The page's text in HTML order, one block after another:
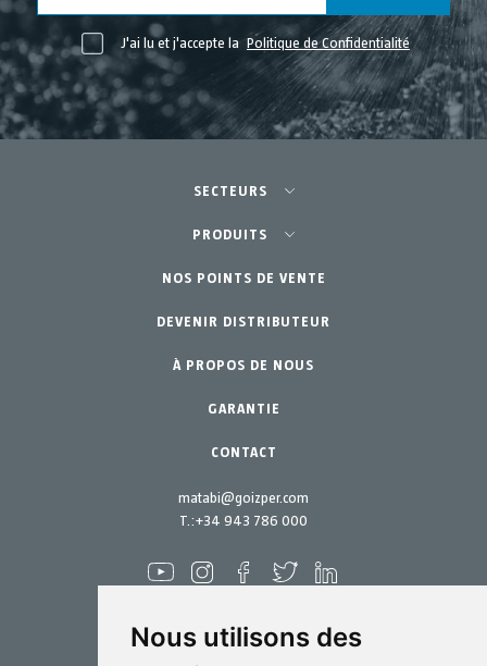
Nous utilisons des
J'ai lu et j'accepte la Politique de Confidentialité
matabi@goizper.com
T.:+34 943 786 000
SECTEURS
Agriculture-Horticulture
Potager Urbain-GreenCity
Jardinage Professionnel
Jardin Particulier
PRODUITS
Équipements
Accessoires
Pièces de rechange
Kits d´entretien
NOS POINTS DE VENTE
DEVENIR DISTRIBUTEUR
À PROPOS DE NOUS
GARANTIE
CONTACT